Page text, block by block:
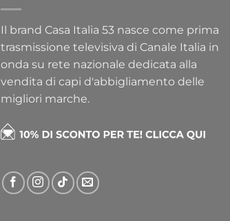
Il brand Casa Italia 53 nasce come prima
trasmissione televisiva di Canale Italia in
onda su rete nazionale dedicata alla
vendita di capi d'abbigliamento delle
migliori marche.